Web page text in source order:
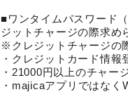
■ワンタイムパスワード
ジットチャージの際求め
※クレジットチャージの
・クレジットカード情報
・21000円以上のチャー
・majicaアプリではなく